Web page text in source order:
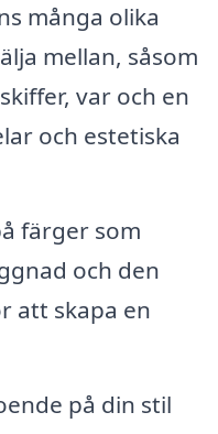
många olika
mellan, såsom
var och en
och estetiska
färger som
och den
att skapa en
på din stil